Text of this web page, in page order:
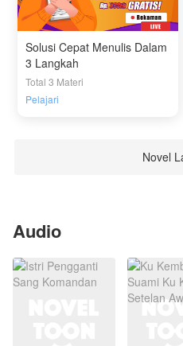
Solusi Cepat Menulis Dalam
3 Langkah
Total 3 Materi
Pelajari
Novel
Audio